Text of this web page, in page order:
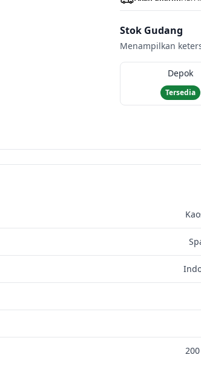
Stok Gudang
Menampilkan
Depok
Tersedia